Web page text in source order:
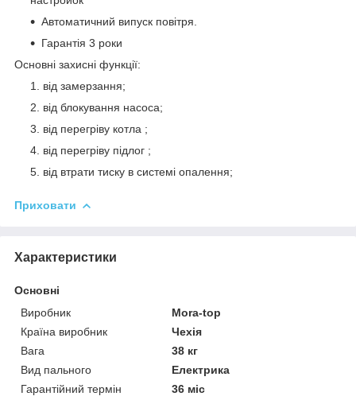
Автоматичний випуск повітря.
Гарантія 3 роки
Основні захисні функції:
від замерзання;
від блокування насоса;
від перегріву котла ;
від перегріву підлог ;
від втрати тиску в системі опалення;
Приховати
Характеристики
Основні
Виробник
Mora-top
Країна виробник
Чехія
Вага
38 кг
Вид пального
Електрика
Гарантійний термін
36 міс